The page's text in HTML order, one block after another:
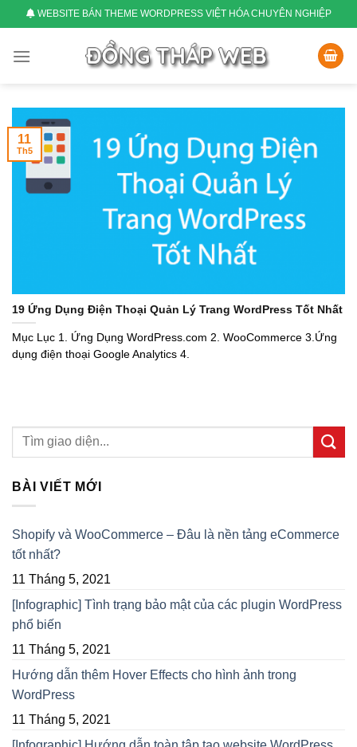
to
content
WEBSITE BÁN THEME WORDPRESS VIỆT HÓA CHUYÊN NGHIỆP
19 Ứng Dụng Điện Thoại Quản Lý Trang WordPress Tốt Nhất
Mục Lục 1. Ứng Dụng WordPress.com 2. WooCommerce 3.Ứng
dụng điện thoại Google Analytics 4.
11
Th5
BÀI VIẾT MỚI
Shopify và WooCommerce – Đâu là nền tảng eCommerce
tốt nhất?
11 Tháng 5, 2021
[Infographic] Tình trạng bảo mật của các plugin WordPress
phổ biến
11 Tháng 5, 2021
Hướng dẫn thêm Hover Effects cho hình ảnh trong
WordPress
11 Tháng 5, 2021